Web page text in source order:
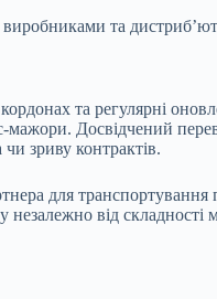
виробниками та
та регулярні
Досвідчений
зриву контрактів.
для транспортування
незалежно від